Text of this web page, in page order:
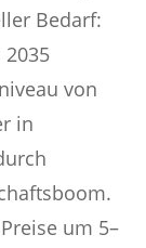
Bedarf:
2035
von
in
um 5–